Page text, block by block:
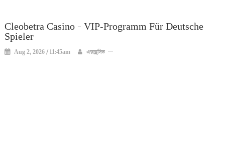
Cleobetra Casino – VIP-Programm Für Deutsche
Spieler
Aug 2, 2026 / 11:45am এক্সক্লুসিভ